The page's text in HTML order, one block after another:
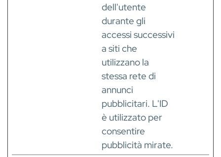
dell'utente
durante gli
accessi successivi
a siti che
utilizzano la
stessa rete di
annunci
pubblicitari. L'ID
è utilizzato per
consentire
pubblicità mirate.